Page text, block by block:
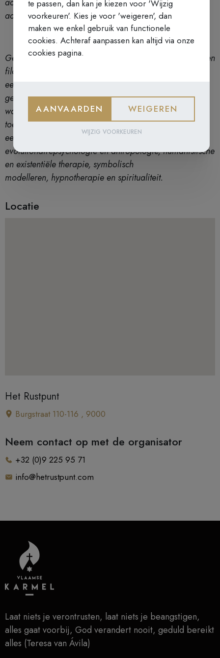
aangerekend.
Gerbert Bakx studeerde wetenschappen, geneeskunde en
filosofie en volgde
een nomadische, Darwinistische levensloop. Hij is
gefascineerd door het leven en door de vele manieren
waarop mensen hun leven vorm geven. Hij legde zich
toe op psychotherapie en persoonlijke begeleiding met
een speciale belangstelling voor
evolutionairepsychologie en antropologie, humanistische
en existentiële therapie, symbolisch
modelleren, hypnotherapie en spiritualiteit.
Locatie
Het Rustpunt
Burgstraat 110-116 , 9000
Neem contact op met de organisator
+32 (0)9 225 95 71
info@hetrustpunt.com
Laat niets je verontrusten, laat niets je beangstigen,
alles gaat voorbij, God verandert nooit, geduld bereikt
alles (Teresa van Ávila)
te passen, dan kan je kiezen voor 'Wijzig
voorkeuren'. Kies je voor 'weigeren', dan
maken we enkel gebruik van functionele
cookies. Achteraf aanpassen kan altijd via onze
cookies pagina.
AANVAARDEN WEIGEREN
WIJZIG VOORKEUREN